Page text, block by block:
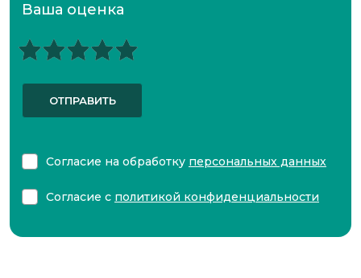
Ваша оценка
ОТПРАВИТЬ
Согласие на обработку персональных данных
Согласие с политикой конфиденциальности